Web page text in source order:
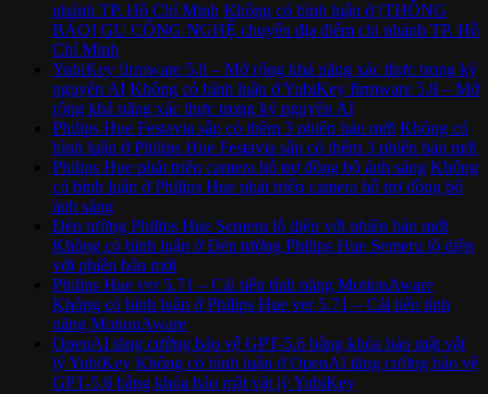
nhánh TP. Hồ Chí Minh Không có bình luận ở [THÔNG
BÁO] GU CÔNG NGHỆ chuyển địa điểm chi nhánh TP. Hồ
Chí Minh
YubiKey firmware 5.8 – Mở rộng khả năng xác thực trong kỷ
nguyên AI Không có bình luận ở YubiKey firmware 5.8 – Mở
rộng khả năng xác thực trong kỷ nguyên AI
Philips Hue Festavia sắp có thêm 3 phiên bản mới Không có
bình luận ở Philips Hue Festavia sắp có thêm 3 phiên bản mới
Philips Hue phát triển camera hỗ trợ đồng bộ ánh sáng Không
có bình luận ở Philips Hue phát triển camera hỗ trợ đồng bộ
ánh sáng
Đèn tường Philips Hue Semeru lộ diện với phiên bản mới
Không có bình luận ở Đèn tường Philips Hue Semeru lộ diện
với phiên bản mới
Philips Hue ver 5.71 – Cải tiến tính năng MotionAware
Không có bình luận ở Philips Hue ver 5.71 – Cải tiến tính
năng MotionAware
OpenAI tăng cường bảo vệ GPT-5.6 bằng khóa bảo mật vật
lý YubiKey Không có bình luận ở OpenAI tăng cường bảo vệ
GPT-5.6 bằng khóa bảo mật vật lý YubiKey